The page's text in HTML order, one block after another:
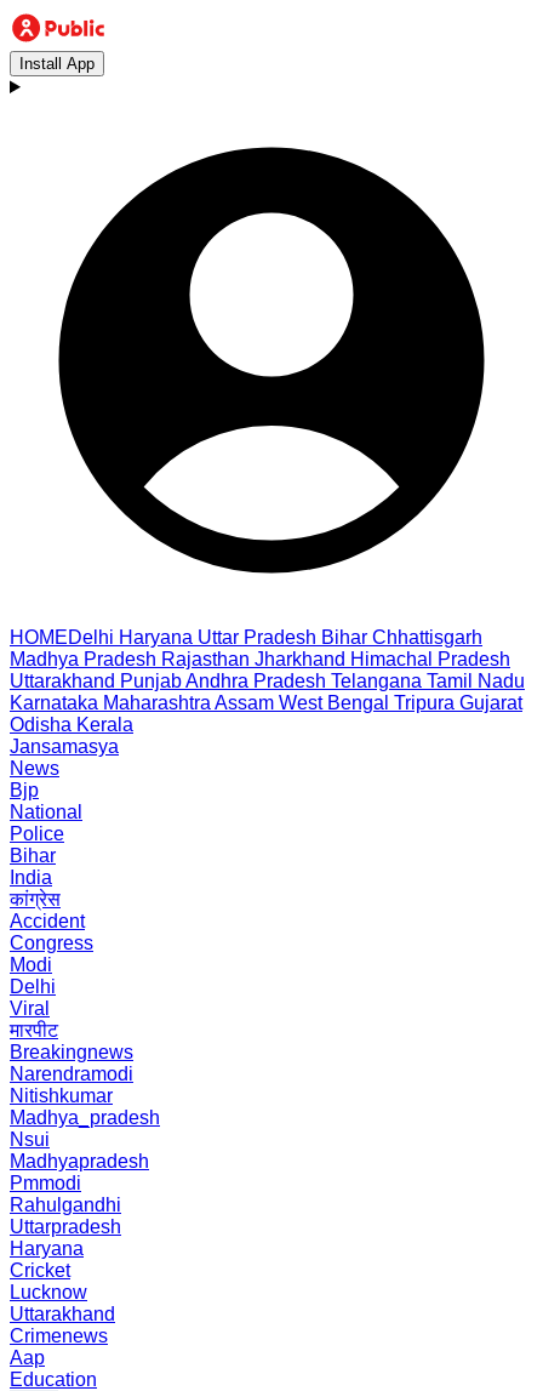
Install App
HOMEDelhi Haryana Uttar Pradesh Bihar Chhattisgarh
Madhya Pradesh Rajasthan Jharkhand Himachal Pradesh
Uttarakhand PunjabAndhra Pradesh Telangana Tamil Nadu
Karnataka Maharashtra Assam West Bengal Tripura Gujarat
Odisha Kerala
Jansamasya
News
Bjp
National
Police
Bihar
India
कांग्रेस
Accident
Congress
Modi
Delhi
Viral
मारपीट
Breakingnews
Narendramodi
Nitishkumar
Madhya_pradesh
Nsui
Madhyapradesh
Pmmodi
Rahulgandhi
Uttarpradesh
Haryana
Cricket
Lucknow
Uttarakhand
Crimenews
Aap
Education